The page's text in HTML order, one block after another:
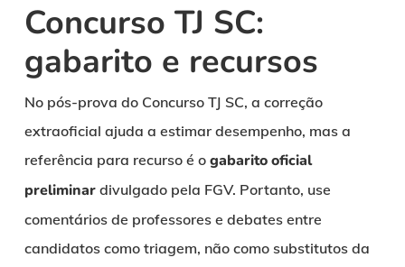
Concurso TJ SC:
gabarito e recursos
No pós-prova do Concurso TJ SC, a correção
extraoficial ajuda a estimar desempenho, mas a
referência para recurso é o gabarito oficial
preliminardivulgado pela FGV. Portanto, use
comentários de professores e debates entre
candidatos como triagem, não como substitutos da